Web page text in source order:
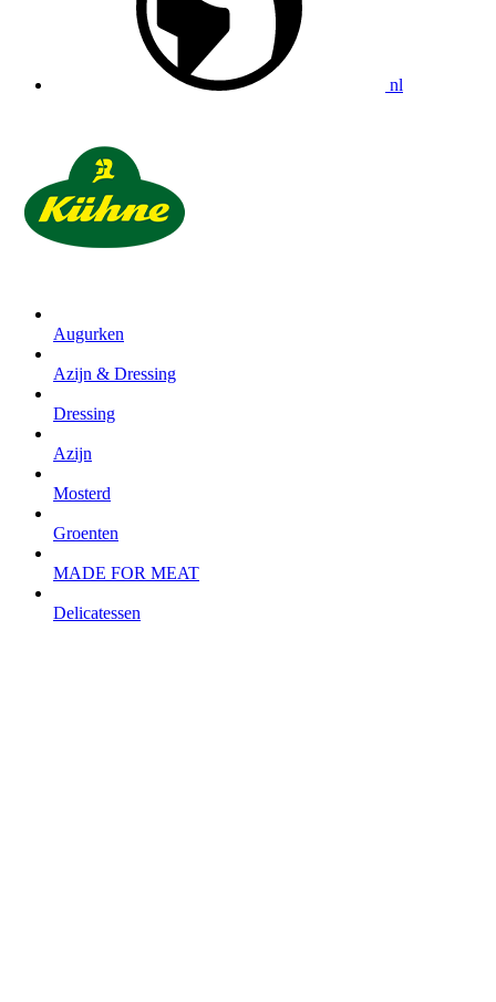
nl
Augurken
Azijn & Dressing
Dressing
Azijn
Mosterd
Groenten
MADE FOR MEAT
Delicatessen